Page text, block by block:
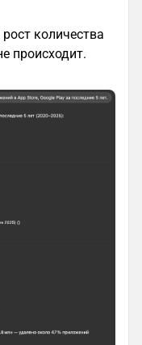
количества
происходит.